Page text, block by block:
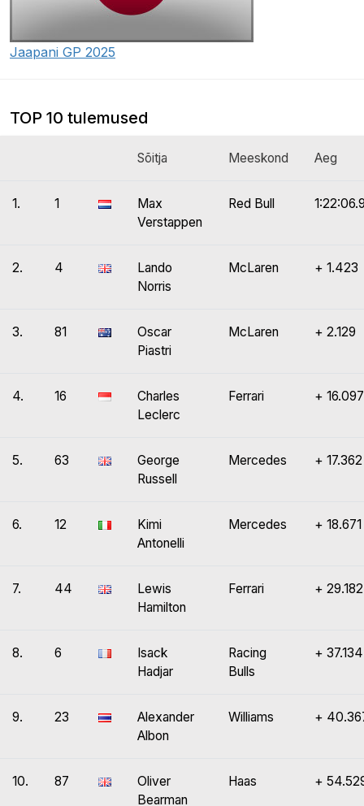
Jaapani GP 2025
TOP 10 tulemused
Sõitja Meeskond Aeg
1. 1
Max
Verstappen
Red Bull
2. 4
Lando
Norris
McLaren + 1.423
3. 81
Oscar
Piastri
McLaren + 2.129
4. 16
Charles
Leclerc
Ferrari + 16.097
5. 63
George
Russell
Mercedes + 17.362
6. 12
Kimi
Antonelli
Mercedes + 18.671
7. 44
Lewis
Hamilton
Ferrari + 29.182
8. 6
Isack
Hadjar
Racing
Bulls
+ 37.134
9. 23
Alexander
Albon
Williams +
10. 87
Oliver
Bearman
Haas +